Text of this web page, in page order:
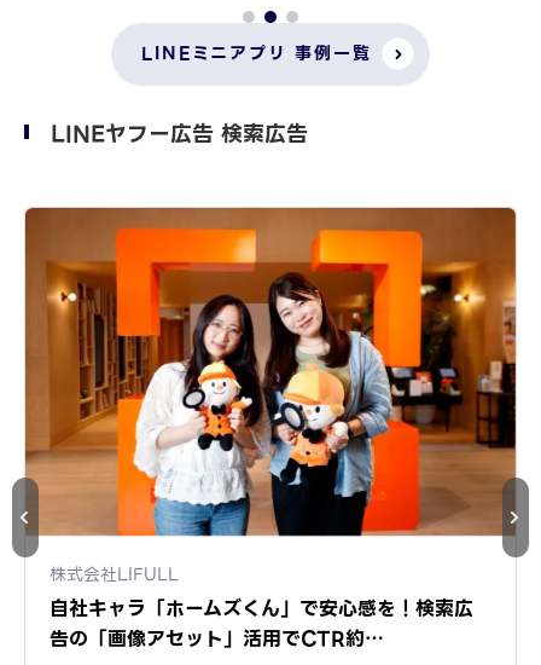
LINEミニアプリ 事例一覧
LINEヤフー広告 検索広告
株式会社LIFULL
自社キャラ「ホームズくん」で安心感を！検索広
告の「画像アセット」活用でCTR約…